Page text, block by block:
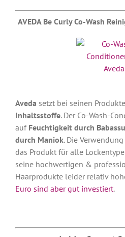
AVEDA Be Curly Co-Wash
Avedasetzt bei seinen
Inhaltsstoffe. Der Co-Wash-
auf Feuchtigkeit durch
durch Maniok. Die
das Produkt für alle
seine hochwertigen &
Haarprodukte leider relativ
Euro sind aber gut investiert.